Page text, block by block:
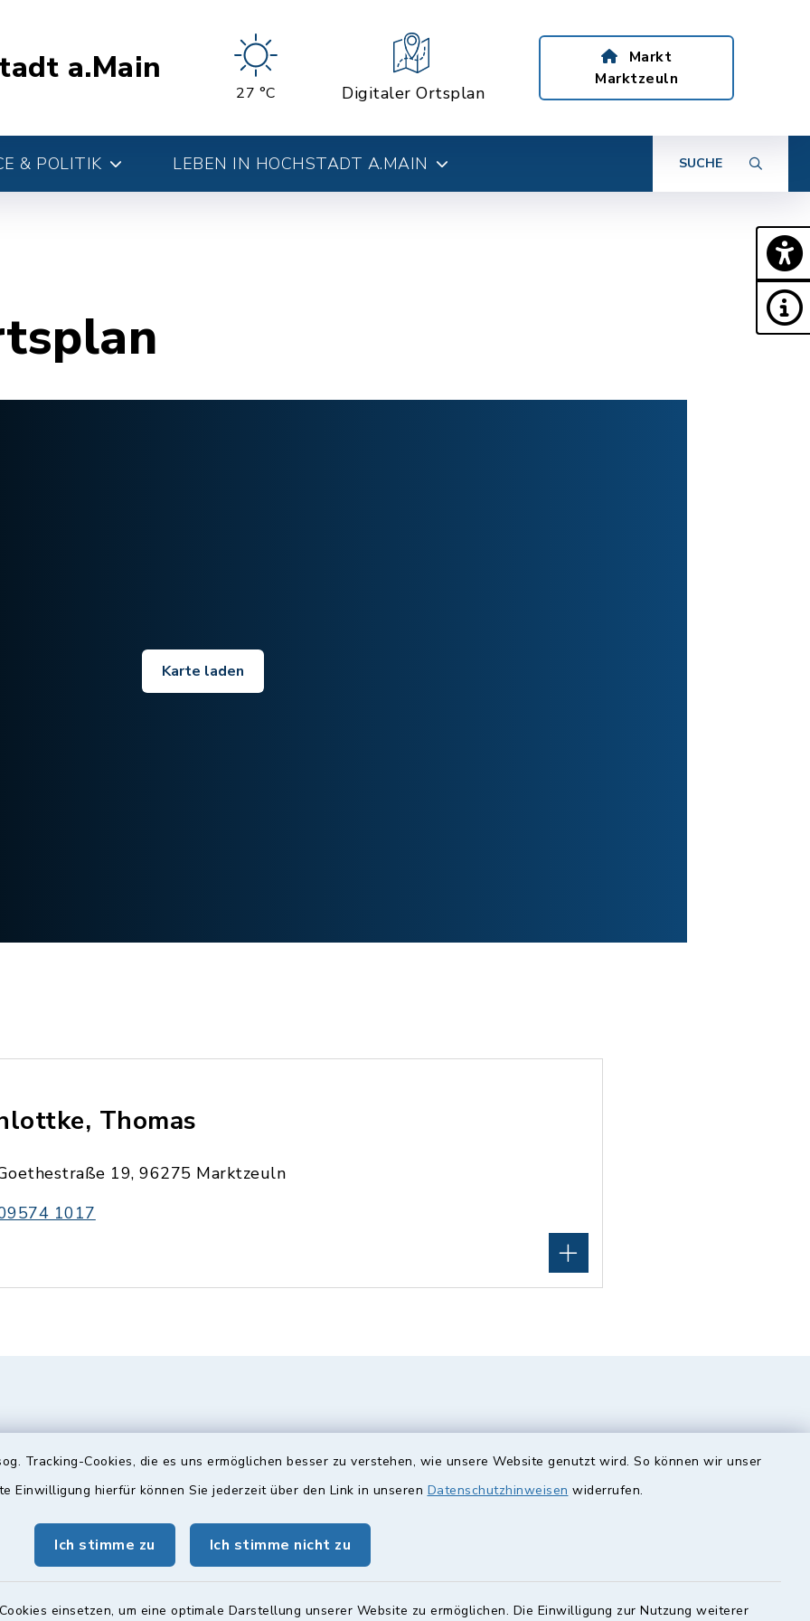
Tracking-Cookies, die es uns ermöglichen besser zu verstehen, wie unsere Website genutzt wird. So können wir unser
Einwilligung hierfür können Sie jederzeit über den Link in unseren Datenschutzhinweisen widerrufen.
Ich stimme zu Ich stimme nicht zu
einsetzen, um eine optimale Darstellung unserer Website zu ermöglichen. Die Einwilligung zur Nutzung weiterer
a.Main
27 °C Digitaler Ortsplan
Markt
Marktzeuln
& POLITIK LEBEN IN HOCHSTADT A.MAIN SUCHE
Karte laden
Thomas
19, 96275 Marktzeuln
1017
Bürgersprechstunde